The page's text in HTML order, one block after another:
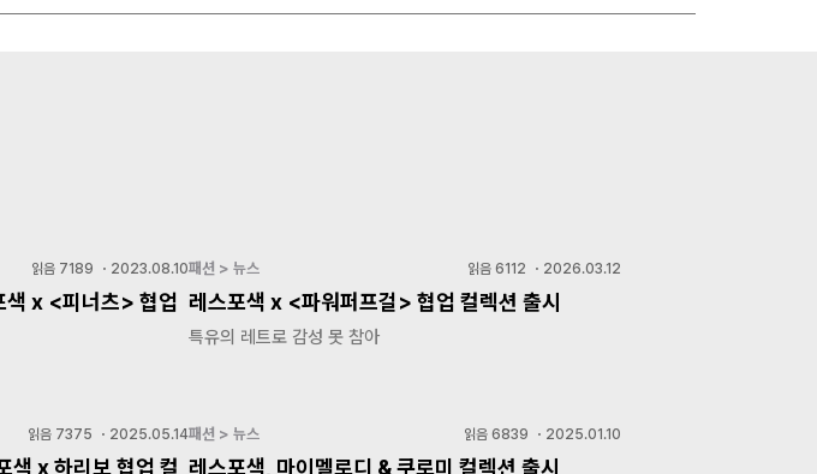
읽음 7189 ・ 2023.08.10
색 x <피너츠> 협업
패션 > 뉴스 읽음 6112 ・ 2026.03.12
레스포색 x <파워퍼프걸> 협업 컬렉션 출시
특유의 레트로 감성 못 참아
읽음 7375 ・ 2025.05.14
색 x 하리보 협업 컬
패션 > 뉴스 읽음 6839 ・ 2025.01.10
레스포색, 마이멜로디 & 쿠로미 컬렉션 출시